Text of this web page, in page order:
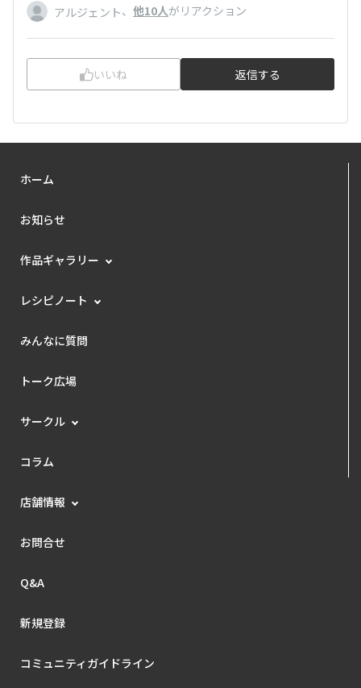
アルジェント、 他10人がリアクション
いいね 返信する
ホーム
お知らせ
作品ギャラリー
レシピノート
みんなに質問
トーク広場
サークル
コラム
店舗情報
お問合せ
Q&A
新規登録
コミュニティガイドライン